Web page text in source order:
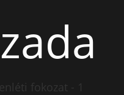
fokozat - 1